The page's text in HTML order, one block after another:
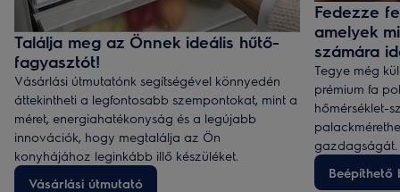
Találja meg az Önnek ideális hűtő-
fagyasztót!
Vásárlási útmutatónk segítségével könnyedén
áttekintheti a legfontosabb szempontokat, mint a
méret, energiahatékonyság és a legújabb
innovációk, hogy megtalálja az Ön
konyhájához leginkább illő készüléket.
Vásárlási útmutató
Fedezze
amelyek
számára
Tegye még
prémium fa
hőmérséklet-
gazdagságát.
Beépíthető